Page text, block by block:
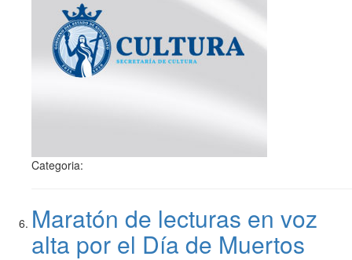
Categoria:
Maratón de lecturas en voz
alta por el Día de Muertos